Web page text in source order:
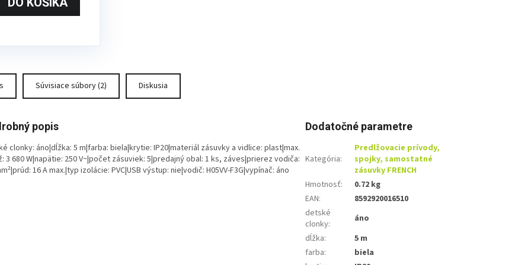
vypínač pre
od
zásuvka
zapojíte viac
podľa
počtu
Súvisiace súbory (2) Diskusia
popis
clonky: áno|dĺžka: 5 m|farba: biela|krytie: IP20|materiál zásuvky a vidlice: plast|max.
3 680 W|napätie: 250 V~|počet zásuviek: 5|predajný obal: 1 ks, záves|prierez vodiča:
16 A max.|typ izolácie: PVC|USB výstup: nie|vodič: H05VV-F3G|vypínač: áno
Dodatočné parametre
Kategória:
Predlžovacie prívody,
spojky, samostatné
zásuvky FRENCH
Hmotnosť:
0.72 kg
EAN:
8592920016510
detské
clonky:
áno
dĺžka:
5 m
farba:
biela